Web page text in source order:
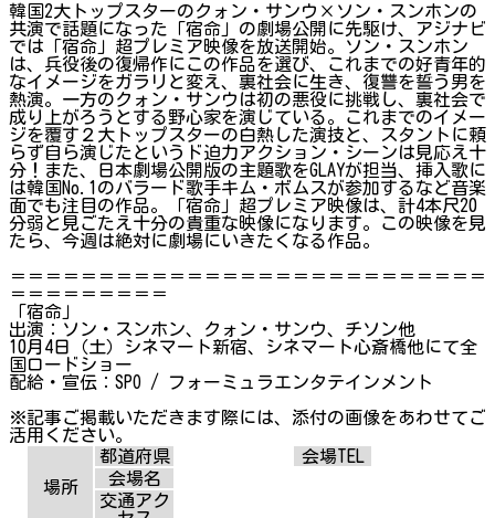
韓国2大トップスターのクォン・サンウ×ソン・スンホンの
共演で話題になった「宿命」の劇場公開に先駆け、アジナビ
では「宿命」超プレミア映像を放送開始。ソン・スンホン
は、兵役後の復帰作にこの作品を選び、これまでの好青年的
なイメージをガラリと変え、裏社会に生き、復讐を誓う男を
熱演。一方のクォン・サンウは初の悪役に挑戦し、裏社会で
成り上がろうとする野心家を演じている。これまでのイメー
ジを覆す２大トップスターの白熱した演技と、スタントに頼
らず自ら演じたというド迫力アクション・シーンは見応え十
分！また、日本劇場公開版の主題歌をGLAYが担当、挿入歌に
は韓国No.1のバラード歌手キム・ボムスが参加するなど音楽
面でも注目の作品。「宿命」超プレミア映像は、計4本尺20
分弱と見ごたえ十分の貴重な映像になります。この映像を見
たら、今週は絶対に劇場にいきたくなる作品。
＝＝＝＝＝＝＝＝＝＝＝＝＝＝＝＝＝＝＝＝＝＝＝＝＝＝＝
＝＝＝＝＝＝＝＝＝
「宿命」
出演：ソン・スンホン、クォン・サンウ、チソン他
10月4日（土）シネマート新宿、シネマート心斎橋他にて全
国ロードショー
配給・宣伝：SPO / フォーミュラエンタテインメント
※記事ご掲載いただきます際には、添付の画像をあわせてご
活用ください。
場所
都道府県
会場TEL
会場名
交通アク